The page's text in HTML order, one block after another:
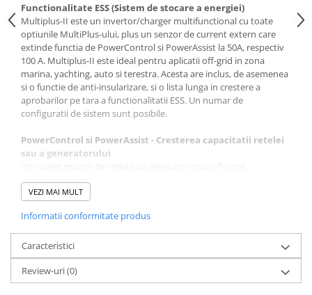
Functionalitate ESS (Sistem de stocare a energiei)
Multiplus-II este un invertor/charger multifunctional cu toate
optiunile MultiPlus-ului, plus un senzor de current extern care
extinde functia de PowerControl si PowerAssist la 50A, respectiv
100 A. Multiplus-II este ideal pentru aplicatii off-grid in zona
marina, yachting, auto si terestra. Acesta are inclus, de asemenea
si o functie de anti-insularizare, si o lista lunga in crestere a
aprobarilor pe tara a functionalitatii ESS. Un numar de
configuratii de sistem sunt posibile.
PowerControl si PowerAssist - Cresterea capacitatii retelei
sau a generatorului
Multiplus-II va lua apoi in considerare alti consumatori pe parte
de AC si va folosi energia produsa in plus pentru incarcarea
retelei(functia PowerControl). PowerAssist ia functia
PowerControl si o trimite la un alt nivel. Unde puterea maxima
este necesara doar pentru o anumita perioada de timp,
Multiplus-II va compensa puterea insuficienta de la generator
sau retea prin baterii, iar atunci cand consumul se reduce,
surplusul de putere este folosit pentru a reincarca bateriile.
VEZI MAI MULT
Informatii conformitate produs
Caracteristici
Review-uri(0)